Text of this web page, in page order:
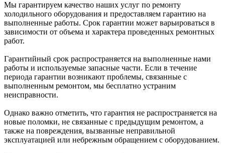
Мы гарантируем качество наших услуг по ремонту
холодильного оборудования и предоставляем гарантию на
выполненные работы. Срок гарантии может варьироваться в
зависимости от объема и характера проведенных ремонтных
работ.
Гарантийный срок распространяется на выполненные нами
работы и используемые запасные части. Если в течение
периода гарантии возникают проблемы, связанные с
выполненным ремонтом, мы бесплатно устраним
неисправности.
Однако важно отметить, что гарантия не распространяется на
новые поломки, не связанные с предыдущим ремонтом, а
также на повреждения, вызванные неправильной
эксплуатацией или небрежным обращением с оборудованием.